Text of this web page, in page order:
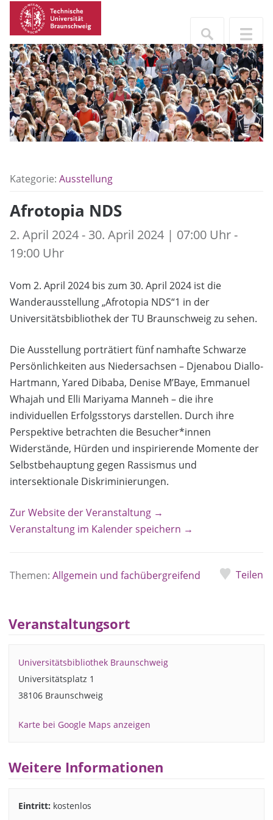
Kategorie: Ausstellung
Afrotopia NDS
2. April 2024 - 30. April 2024 | 07:00 Uhr -
19:00 Uhr
Vom 2. April 2024 bis zum 30. April 2024 ist die
Wanderausstellung „Afrotopia NDS“1 in der
Universitätsbibliothek der TU Braunschweig zu sehen.
Die Ausstellung porträtiert fünf namhafte Schwarze
Persönlichkeiten aus Niedersachsen – Djenabou Diallo-
Hartmann, Yared Dibaba, Denise M’Baye, Emmanuel
Whajah und Elli Mariyama Manneh – die ihre
individuellen Erfolgsstorys darstellen. Durch ihre
Perspektive betrachten die Besucher*innen
Widerstände, Hürden und inspirierende Momente der
Selbstbehauptung gegen Rassismus und
intersektionale Diskriminierungen.
Zur Website der Veranstaltung →
Veranstaltung im Kalender speichern →
Themen: Allgemein und fachübergreifend Teilen
Veranstaltungsort
Universitätsbibliothek Braunschweig
Universitätsplatz 1
38106 Braunschweig
Karte bei Google Maps anzeigen
Weitere Informationen
Eintritt: kostenlos